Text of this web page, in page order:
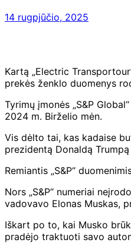
14 rugpjūčio, 2025
Kartą „Electric
prekės ženklo duomenys
Tyrimų įmonės „S&P
2024 m. Birželio mėn.
Vis dėlto tai, kas kadaise
prezidentą Donaldą
Remiantis „S&P“
Nors „S&P“ numeriai
vadovavo Elonas Muskas,
Iškart po to, kai Musko
pradėjo traktuoti savo